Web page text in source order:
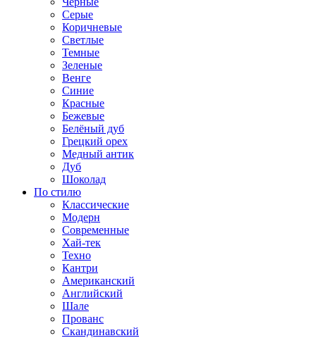
Серые
Коричневые
Светлые
Темные
Зеленые
Венге
Синие
Красные
Бежевые
Белёный дуб
Грецкий орех
Медный антик
Дуб
Шоколад
По стилю
Классические
Модерн
Современные
Хай-тек
Техно
Кантри
Американский
Английский
Шале
Прованс
Скандинавский